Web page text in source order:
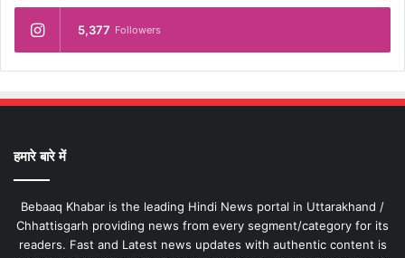
5,377 Followers
हमारे बारे में
Bebaaq Khabar is the leading Hindi News portal in Uttarakhand /
Chhattisgarh providing news from every segment/category for its
readers. Fast and Latest news updates with authentic content is